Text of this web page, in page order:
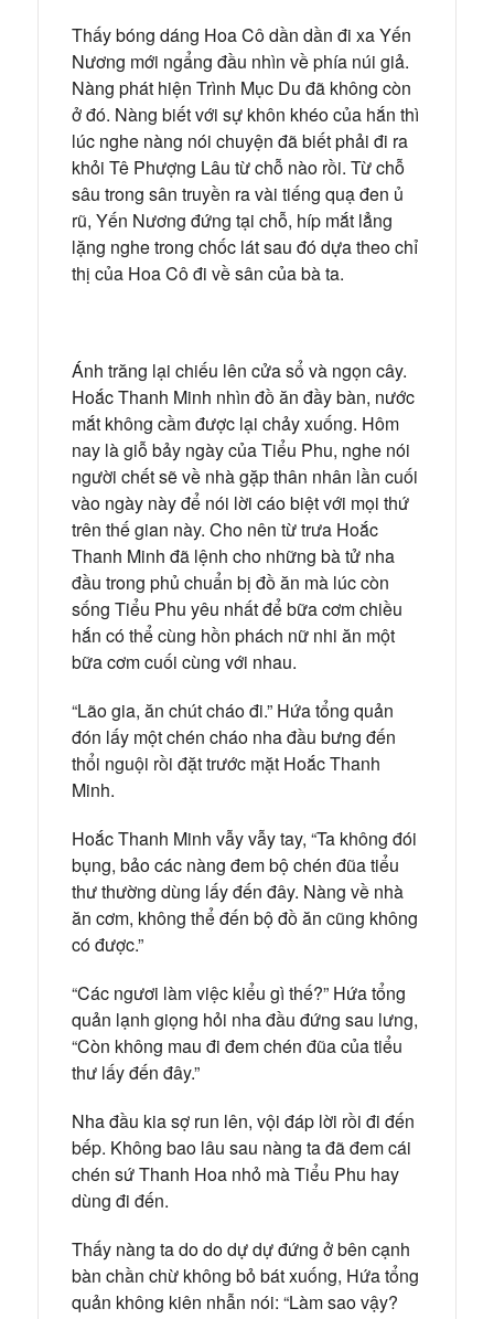
Thấy bóng dáng Hoa Cô dần dần đi xa Yến
Nương mới ngẩng đầu nhìn về phía núi giả.
Nàng phát hiện Trình Mục Du đã không còn
ở đó. Nàng biết với sự khôn khéo của hắn thì
lúc nghe nàng nói chuyện đã biết phải đi ra
khỏi Tê Phượng Lâu từ chỗ nào rồi. Từ chỗ
sâu trong sân truyền ra vài tiếng quạ đen ủ
rũ, Yến Nương đứng tại chỗ, híp mắt lẳng
lặng nghe trong chốc lát sau đó dựa theo chỉ
thị của Hoa Cô đi về sân của bà ta.
Ánh trăng lại chiếu lên cửa sổ và ngọn cây.
Hoắc Thanh Minh nhìn đồ ăn đầy bàn, nước
mắt không cầm được lại chảy xuống. Hôm
nay là giỗ bảy ngày của Tiểu Phu, nghe nói
người chết sẽ về nhà gặp thân nhân lần cuối
vào ngày này để nói lời cáo biệt với mọi thứ
trên thế gian này. Cho nên từ trưa Hoắc
Thanh Minh đã lệnh cho những bà tử nha
đầu trong phủ chuẩn bị đồ ăn mà lúc còn
sống Tiểu Phu yêu nhất để bữa cơm chiều
hắn có thể cùng hồn phách nữ nhi ăn một
bữa cơm cuối cùng với nhau.
“Lão gia, ăn chút cháo đi.” Hứa tổng quản
đón lấy một chén cháo nha đầu bưng đến
thổi nguội rồi đặt trước mặt Hoắc Thanh
Minh.
Hoắc Thanh Minh vẫy vẫy tay, “Ta không đói
bụng, bảo các nàng đem bộ chén đũa tiểu
thư thường dùng lấy đến đây. Nàng về nhà
ăn cơm, không thể đến bộ đồ ăn cũng không
có được.”
“Các ngươi làm việc kiểu gì thế?” Hứa tổng
quản lạnh giọng hỏi nha đầu đứng sau lưng,
“Còn không mau đi đem chén đũa của tiểu
thư lấy đến đây.”
Nha đầu kia sợ run lên, vội đáp lời rồi đi đến
bếp. Không bao lâu sau nàng ta đã đem cái
chén sứ Thanh Hoa nhỏ mà Tiểu Phu hay
dùng đi đến.
Thấy nàng ta do do dự dự đứng ở bên cạnh
bàn chần chừ không bỏ bát xuống, Hứa tổng
quản không kiên nhẫn nói: “Làm sao vậy?